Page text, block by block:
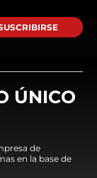
ÚNICO
de
en la base de